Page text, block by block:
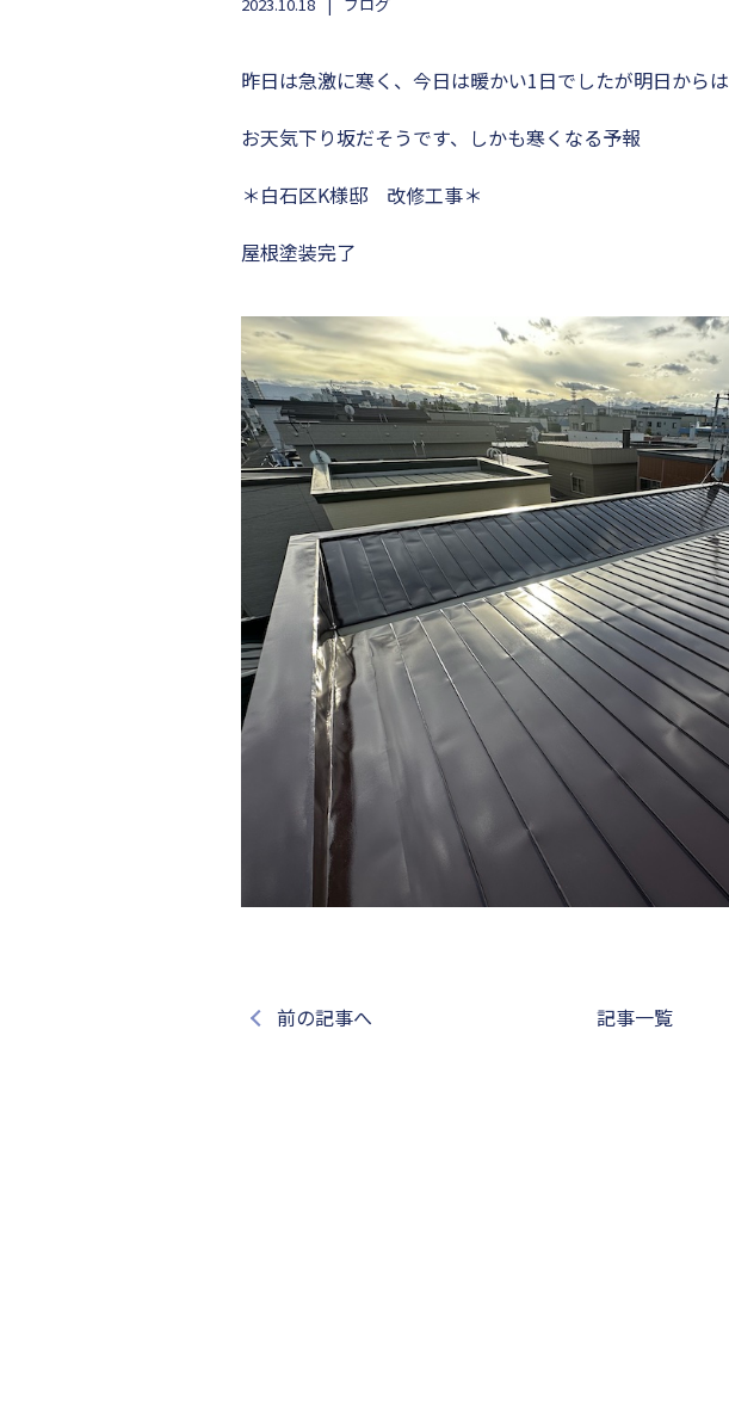
昨日は急激に寒く、今日は暖かい1日でしたが明日からは
お天気下り坂だそうです、しかも寒くなる予報
＊白石区K様邸 改修工事＊
屋根塗装完了
前の記事へ 記事一覧